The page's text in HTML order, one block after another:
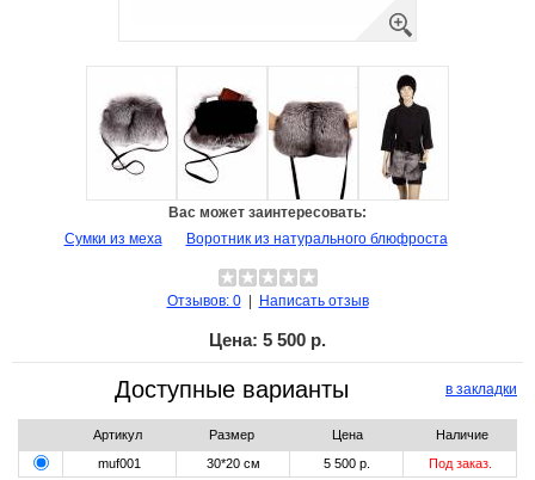
Вас может заинтересовать:
Сумки из меха
Воротник из натурального блюфроста
Отзывов: 0| Написать отзыв
Цена: 5 500 р.
в закладки
Доступные варианты
Артикул Размер Цена
Наличие
muf001
30*20 см 5 500 р. Под заказ.